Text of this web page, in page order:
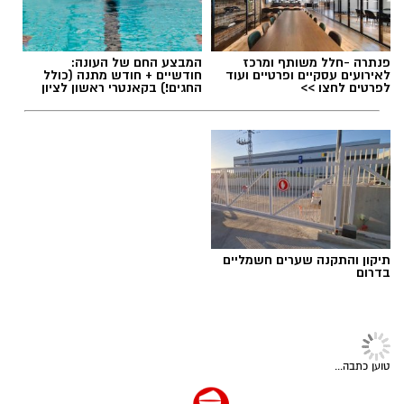
נקודת המבט של הדמויות המרכזיות במהלך
האירועים הדרמטיים.
חדשותי? מצאתם טעות בכתבה? נשמח שתשתפו
אותנו
פנתרה -חלל משותף ומרכז
לאירועים עסקיים ופרטיים ועוד
לפרטים לחצו >>
המבצע החם של העונה:
חודשיים + חודש מתנה (כולל
החגים!) בקאנטרי ראשון לציון
תיקון והתקנה שערים חשמליים
בדרום
תרבות ובידור
ראשון לציון מציינת את יום היוגה